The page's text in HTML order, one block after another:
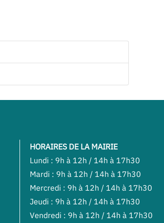
HORAIRES DE LA MAIRIE
Lundi : 9h à 12h / 14h à 17h30
Mardi : 9h à 12h / 14h à 17h30
Mercredi : 9h à 12h / 14h à 17h30
Jeudi : 9h à 12h / 14h à 17h30
Vendredi : 9h à 12h / 14h à 17h30